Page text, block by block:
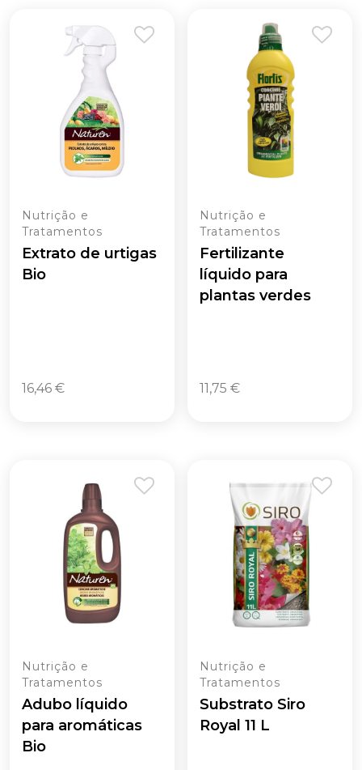
Nutrição e
Tratamentos
Extrato de urtigas
Bio
16,46 €
Nutrição e
Tratamentos
Fertilizante
líquido para
plantas verdes
11,75€
Nutrição e
Tratamentos
Adubo líquido
para aromáticas
Bio
Nutrição e
Tratamentos
Substrato Siro
Royal 11 L